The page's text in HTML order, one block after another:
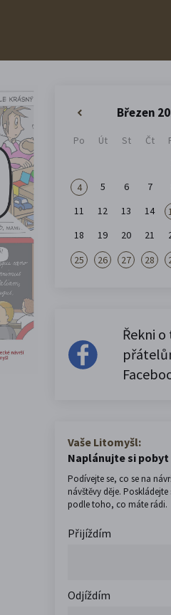
Březen
Po Út St Čt
4
5 6 7
11
12 13 14
18
19 20 21
25
26 27 28
Řekni
Vaše Litomyšl:
Naplánujte si pobyt
Podívejte se, co se na
návštěvy děje.
podle toho, co máte rádi.
Přijíždím
Odjíždím